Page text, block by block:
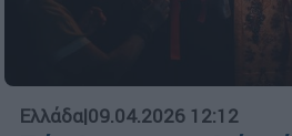
Ελλάδα|09.04.2026 12:12